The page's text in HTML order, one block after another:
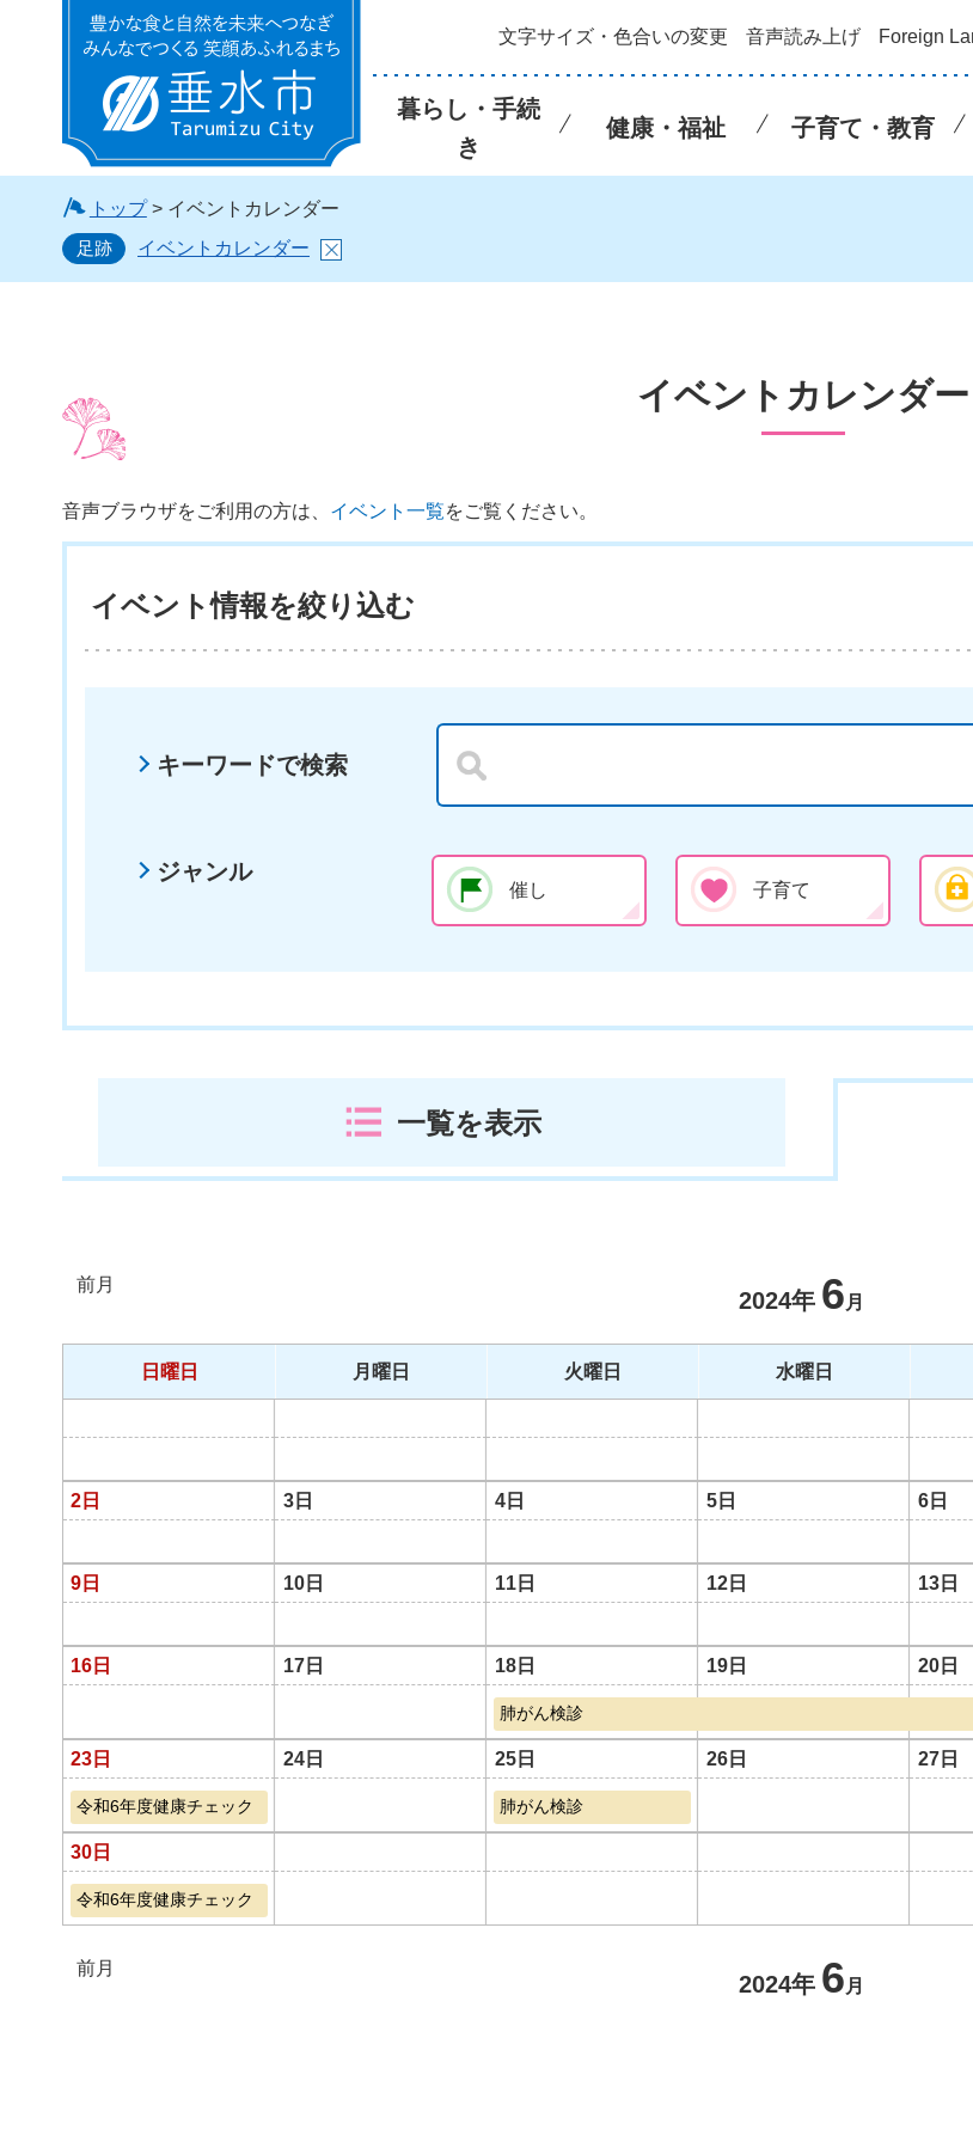
垂水市 文字サイズ・色合いの変更 音声読み上げ Foreign
暮らし・手続
き
健康・福祉 子育て・教育
トップ> イベントカレンダー
足跡
イベントカレンダー
イベントカレンダー
音声ブラウザをご利用の方は、 イベント一覧をご覧ください。
イベント情報を絞り込む
キーワードで検索
ジャンル
催し 子育て
一覧を表示
前月
2024年 6 月
日曜日 月曜日 火曜日 水曜日
2日 3日 4日 5日 6日
9日 10日 11日 12日 13日
16日 17日 18日 19日 20日
肺がん検診
23日 24日 25日 26日 27日
令和6年度健康チェック 肺がん検診
30日
令和6年度健康チェック
前月
2024年 6 月